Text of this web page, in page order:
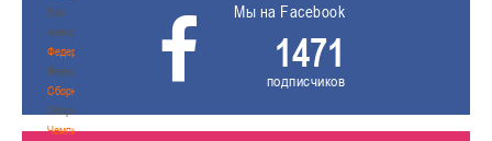
Все
новости
Федерация
Федерация
Сборные
Сборные
Чемпионат
Мы на Facebook
1471
подписчиков